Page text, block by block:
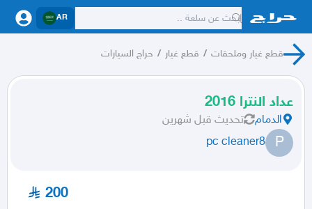
AR
قطع غيار وملحقات / قطع غيار / حراج السيارات
عداد النترا 2016
الدمام تحديث قبل شهرين
P
pc cleaner8
200